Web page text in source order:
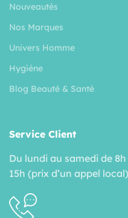
Nouveautés
Nos Marques
Univers Homme
Hygiéne
Blog Beauté & Santé
Service Client
Du lundi au samedi de
15h (prix d’un appel local)